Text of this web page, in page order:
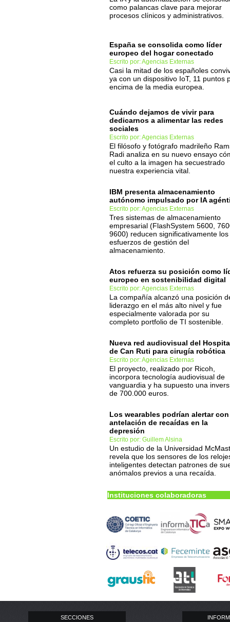
como palancas clave para mejorar
procesos clínicos y administrativos.
España se consolida como líder
europeo del hogar conectado
Escrito por: Agencias Externas
Casi la mitad de los españoles
ya con un dispositivo IoT, 11 puntos
encima de la media europea.
Cuándo dejamos de vivir para
dedicarnos a alimentar las redes
sociales
Escrito por: Agencias Externas
El filósofo y fotógrafo madrileño
Radi analiza en su nuevo ensayo
el culto a la imagen ha secuestrado
nuestra experiencia vital.
IBM presenta almacenamiento
autónomo impulsado por IA
Escrito por: Agencias Externas
Tres sistemas de almacenamiento
empresarial (FlashSystem 5600,
9600) reducen significativamente los
esfuerzos de gestión del
almacenamiento.
Atos refuerza su posición como
europeo en sostenibilidad digital
Escrito por: Agencias Externas
La compañía alcanzó una posición
liderazgo en el más alto nivel y fue
especialmente valorada por su
completo portfolio de TI sostenible.
Nueva red audiovisual del
de Can Ruti para cirugía robótica
Escrito por: Agencias Externas
El proyecto, realizado por Ricoh,
incorpora tecnología audiovisual de
vanguardia y ha supuesto una
de 700.000 euros.
Los wearables podrían alertar con
antelación de recaídas en la
depresión
Escrito por: Guillem Alsina
Un estudio de la Universidad
revela que los sensores de los
inteligentes detectan patrones de
anómalos previos a una recaída.
Instituciones colaboradoras
SECCIONES